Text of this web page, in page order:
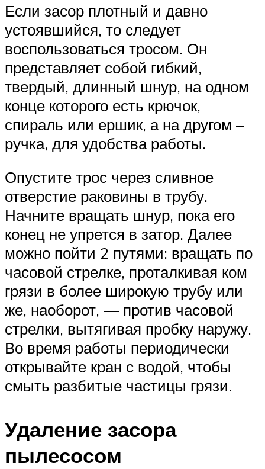
Если засор плотный и давно
устоявшийся, то следует
воспользоваться тросом. Он
представляет собой гибкий,
твердый, длинный шнур, на одном
конце которого есть крючок,
спираль или ершик, а на другом –
ручка, для удобства работы.
Опустите трос через сливное
отверстие раковины в трубу.
Начните вращать шнур, пока его
конец не упрется в затор. Далее
можно пойти 2 путями: вращать по
часовой стрелке, проталкивая ком
грязи в более широкую трубу или
же, наоборот, — против часовой
стрелки, вытягивая пробку наружу.
Во время работы периодически
открывайте кран с водой, чтобы
смыть разбитые частицы грязи.
Удаление засора
пылесосом